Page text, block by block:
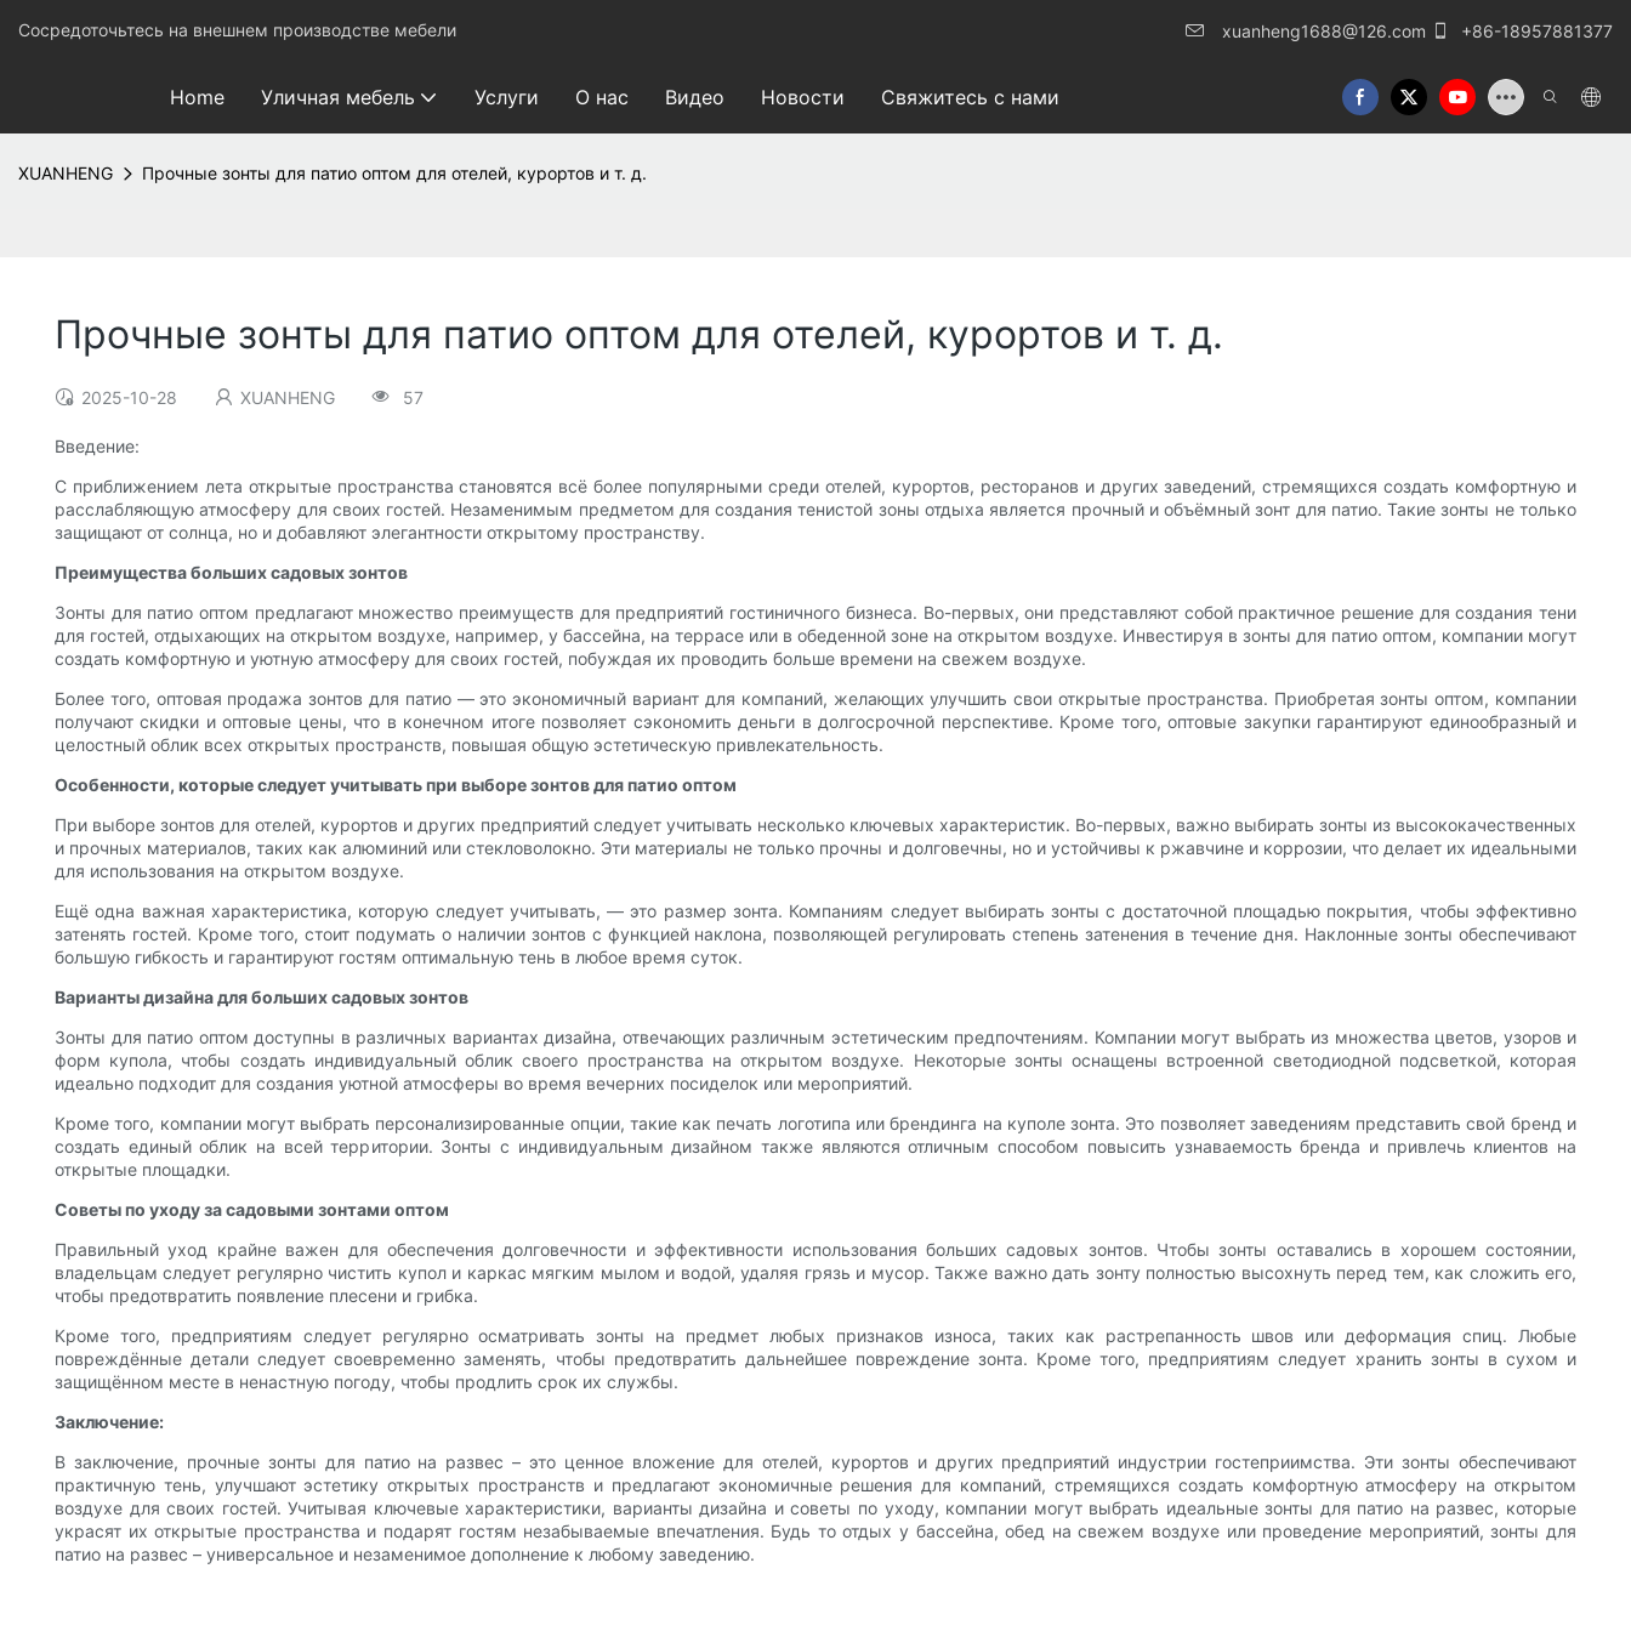
Сосредоточьтесь на внешнем производстве мебели xuanheng1688@126.com +86-18957881377
Home Уличная мебель Услуги О нас Видео Новости Свяжитесь с нами
XUANHENG Прочные зонты для патио оптом для отелей, курортов и т. д.
Прочные зонты для патио оптом для отелей, курортов и т. д.
2025-10-28 XUANHENG 57
Введение:
С приближением лета открытые пространства становятся всё более популярными среди отелей, курортов, ресторанов и других заведений, стремящихся создать комфортную и
расслабляющую атмосферу для своих гостей. Незаменимым предметом для создания тенистой зоны отдыха является прочный и объёмный зонт для патио. Такие зонты не только
защищают от солнца, но и добавляют элегантности открытому пространству.
Преимущества больших садовых зонтов
Зонты для патио оптом предлагают множество преимуществ для предприятий гостиничного бизнеса. Во-первых, они представляют собой практичное решение для создания тени
для гостей, отдыхающих на открытом воздухе, например, у бассейна, на террасе или в обеденной зоне на открытом воздухе. Инвестируя в зонты для патио оптом, компании могут
создать комфортную и уютную атмосферу для своих гостей, побуждая их проводить больше времени на свежем воздухе.
Более того, оптовая продажа зонтов для патио — это экономичный вариант для компаний, желающих улучшить свои открытые пространства. Приобретая зонты оптом, компании
получают скидки и оптовые цены, что в конечном итоге позволяет сэкономить деньги в долгосрочной перспективе. Кроме того, оптовые закупки гарантируют единообразный и
целостный облик всех открытых пространств, повышая общую эстетическую привлекательность.
Особенности, которые следует учитывать при выборе зонтов для патио оптом
При выборе зонтов для отелей, курортов и других предприятий следует учитывать несколько ключевых характеристик. Во-первых, важно выбирать зонты из высококачественных
и прочных материалов, таких как алюминий или стекловолокно. Эти материалы не только прочны и долговечны, но и устойчивы к ржавчине и коррозии, что делает их идеальными
для использования на открытом воздухе.
Ещё одна важная характеристика, которую следует учитывать, — это размер зонта. Компаниям следует выбирать зонты с достаточной площадью покрытия, чтобы эффективно
затенять гостей. Кроме того, стоит подумать о наличии зонтов с функцией наклона, позволяющей регулировать степень затенения в течение дня. Наклонные зонты обеспечивают
большую гибкость и гарантируют гостям оптимальную тень в любое время суток.
Варианты дизайна для больших садовых зонтов
Зонты для патио оптом доступны в различных вариантах дизайна, отвечающих различным эстетическим предпочтениям. Компании могут выбрать из множества цветов, узоров и
форм купола, чтобы создать индивидуальный облик своего пространства на открытом воздухе. Некоторые зонты оснащены встроенной светодиодной подсветкой, которая
идеально подходит для создания уютной атмосферы во время вечерних посиделок или мероприятий.
Кроме того, компании могут выбрать персонализированные опции, такие как печать логотипа или брендинга на куполе зонта. Это позволяет заведениям представить свой бренд и
создать единый облик на всей территории. Зонты с индивидуальным дизайном также являются отличным способом повысить узнаваемость бренда и привлечь клиентов на
открытые площадки.
Советы по уходу за садовыми зонтами оптом
Правильный уход крайне важен для обеспечения долговечности и эффективности использования больших садовых зонтов. Чтобы зонты оставались в хорошем состоянии,
владельцам следует регулярно чистить купол и каркас мягким мылом и водой, удаляя грязь и мусор. Также важно дать зонту полностью высохнуть перед тем, как сложить его,
чтобы предотвратить появление плесени и грибка.
Кроме того, предприятиям следует регулярно осматривать зонты на предмет любых признаков износа, таких как растрепанность швов или деформация спиц. Любые
повреждённые детали следует своевременно заменять, чтобы предотвратить дальнейшее повреждение зонта. Кроме того, предприятиям следует хранить зонты в сухом и
защищённом месте в ненастную погоду, чтобы продлить срок их службы.
Заключение:
В заключение, прочные зонты для патио на развес – это ценное вложение для отелей, курортов и других предприятий индустрии гостеприимства. Эти зонты обеспечивают
практичную тень, улучшают эстетику открытых пространств и предлагают экономичные решения для компаний, стремящихся создать комфортную атмосферу на открытом
воздухе для своих гостей. Учитывая ключевые характеристики, варианты дизайна и советы по уходу, компании могут выбрать идеальные зонты для патио на развес, которые
украсят их открытые пространства и подарят гостям незабываемые впечатления. Будь то отдых у бассейна, обед на свежем воздухе или проведение мероприятий, зонты для
патио на развес – универсальное и незаменимое дополнение к любому заведению.